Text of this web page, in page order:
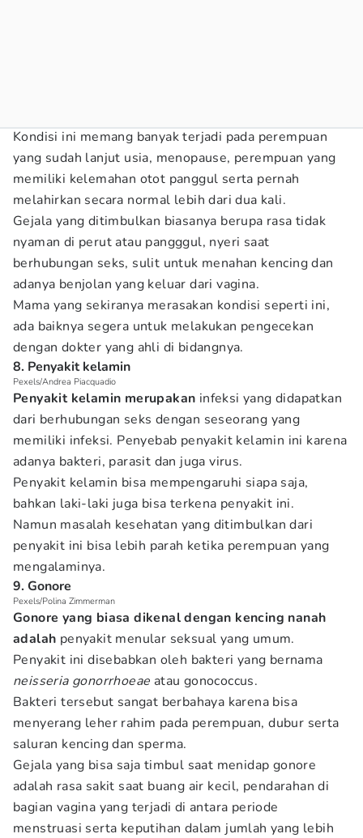
Kondisi ini memang banyak terjadi pada perempuan
yang sudah lanjut usia, menopause, perempuan yang
memiliki kelemahan otot panggul serta pernah
melahirkan secara normal lebih dari dua kali.
Gejala yang ditimbulkan biasanya berupa rasa tidak
nyaman di perut atau pangggul, nyeri saat
berhubungan seks, sulit untuk menahan kencing dan
adanya benjolan yang keluar dari vagina.
Mama yang sekiranya merasakan kondisi seperti ini,
ada baiknya segera untuk melakukan pengecekan
dengan dokter yang ahli di bidangnya.
8. Penyakit kelamin
Pexels/Andrea Piacquadio
Penyakit kelamin merupakan infeksi yang didapatkan
dari berhubungan seks dengan seseorang yang
memiliki infeksi. Penyebab penyakit kelamin ini karena
adanya bakteri, parasit dan juga virus.
Penyakit kelamin bisa mempengaruhi siapa saja,
bahkan laki-laki juga bisa terkena penyakit ini.
Namun masalah kesehatan yang ditimbulkan dari
penyakit ini bisa lebih parah ketika perempuan yang
mengalaminya.
9. Gonore
Pexels/Polina Zimmerman
Gonore yang biasa dikenal dengan kencing nanah
adalah penyakit menular seksual yang umum.
Penyakit ini disebabkan oleh bakteri yang bernama
neisseria gonorrhoeae atau gonococcus.
Bakteri tersebut sangat berbahaya karena bisa
menyerang leher rahim pada perempuan, dubur serta
saluran kencing dan sperma.
Gejala yang bisa saja timbul saat menidap gonore
adalah rasa sakit saat buang air kecil, pendarahan di
bagian vagina yang terjadi di antara periode
menstruasi serta keputihan dalam jumlah yang lebih